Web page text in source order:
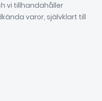
vi tillhandahåller
varor, självklart till